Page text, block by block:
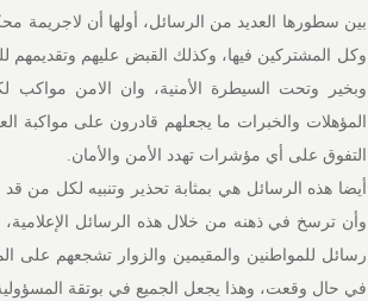
بين سطورها العديد من الرسائل، أولها أن لاجريمة
وكل المشتركين فيها، وكذلك القبض عليهم وتقديمهم
وبخير وتحت السيطرة الأمنية، وان الامن
المؤهلات والخبرات ما يجعلهم قادرون على مواكبة
التفوق على أي مؤشرات تهدد الأمن والأمان.
أيضا هذه الرسائل هي بمثابة تحذير وتنبيه لكل من قد
وأن ترسخ في ذهنه من خلال هذه الرسائل
رسائل للمواطنين والمقيمين والزوار تشجعهم على
في حال وقعت، وهذا يجعل الجميع في بوتقة